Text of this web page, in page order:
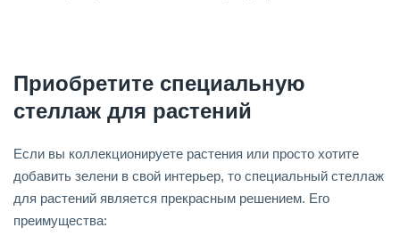
Приобретите специальную
стеллаж для растений
Если вы коллекционируете растения или просто хотите
добавить зелени в свой интерьер, то специальный стеллаж
для растений является прекрасным решением. Его
преимущества: